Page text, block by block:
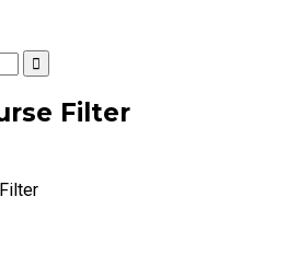
Filter